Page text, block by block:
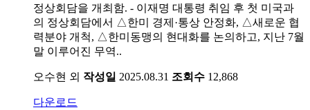
정상회담을 개최함. - 이재명 대통령 취임 후 첫 미국과
의 정상회담에서 △한미 경제·통상 안정화, △새로운 협
력분야 개척, △한미동맹의 현대화를 논의하고, 지난 7월
말 이루어진 무역..
오수현 외 작성일 2025.08.31 조회수 12,868
다운로드